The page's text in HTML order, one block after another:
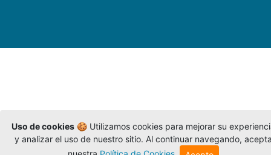
Uso de cookies 🍪 Utilizamos cookies para mejorar su
y analizar el uso de nuestro sitio. Al continuar navegando,